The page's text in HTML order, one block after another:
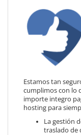
Estamos tan
cumplimos con lo
importe integro
hosting para
La gestión
traslado de